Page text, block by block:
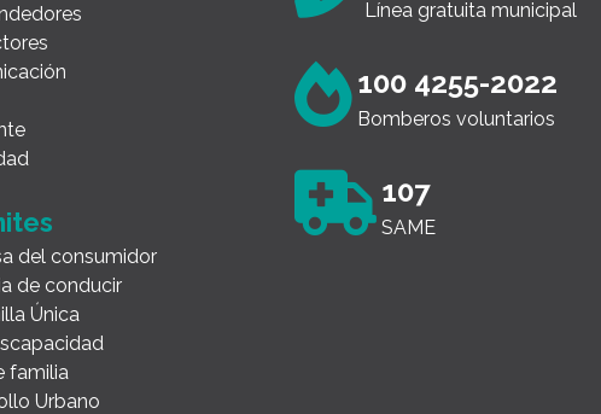
del consumidor
de conducir
Única
familia
Urbano
Línea gratuita municipal
100 4255-2022
Bomberos voluntarios
107
SAME